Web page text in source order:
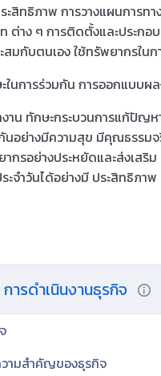
ะสิทธิภาพ การวางแผนการ
ต่าง ๆ การติดตั้งและประก
สมกับตนเอง ใช้ทรัพยากรใ
นการร่วมกัน การออกแบบผล
าน ทักษะกระบวนการแก้ปัญ
นอย่างมีความสุข มีคุณธรร
ากรอย่างประหยัดและส่งเส
ะจำวันได้อย่างมี ประสิทธิภาพ
ารดำเนินงานธุรกิจ
วามสำคัญของธุรกิจ